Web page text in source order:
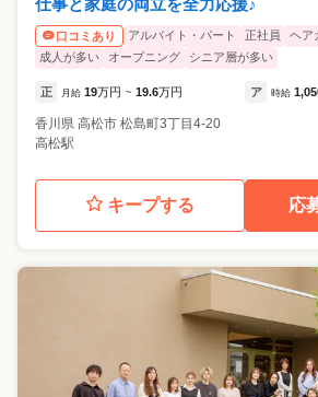
口コミあり アルバイト・パート 正社員
ヘア
成人が多い
オープニング シニア層が多い
正 月給 19万円 ~ 19.6万円 ア 時給
香川県 高松市 松島町3丁目4-20
高松駅
キープする 応